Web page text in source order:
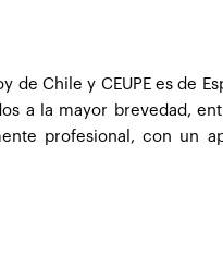
Chile y CEUPE es de
a la mayor brevedad,
profesional, con un